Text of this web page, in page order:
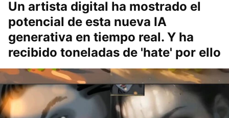
Un artista digital ha mostrado el
potencial de esta nueva IA
generativa en tiempo real. Y ha
recibido toneladas de 'hate' por ello